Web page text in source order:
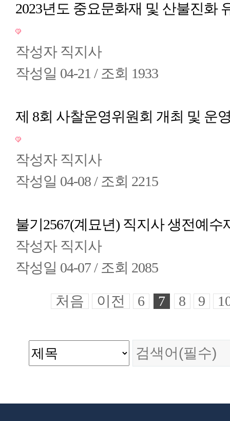
2023년도 중요문화재 및 산불진화
작성자 직지사
작성일 04-21 / 조회 1933
제 8회 사찰운영위원회 개최 및 운
작성자 직지사
작성일 04-08 / 조회 2215
불기2567(계묘년) 직지사 생전예
작성자 직지사
작성일 04-07 / 조회 2085
처음 이전 6 7 8 9